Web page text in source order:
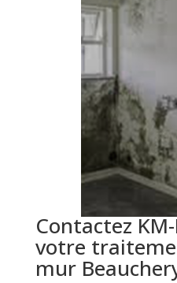
Contactez
votre
mur